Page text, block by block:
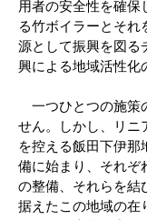
用者の安全性を確保
る竹ボイラーとそれ
源として振興を図る
興による地域活性化
一つひとつの施策
せん。しかし、リニ
を控える飯田下伊
備に始まり、それぞ
の整備、それらを結
据えたこの地域の在